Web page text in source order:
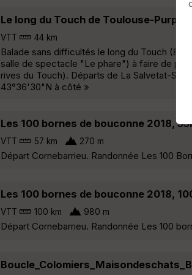
Le long du Touch de Toulouse-
VTT 44 km
Balade sans difficultés le long du Touch
salle de spectacle "Le phare") à faire de
rives du Touch). Départs de La Salvetat-St-
43°36'30"N à côté »
Les 100 bornes de bouconne 2018,
VTT 57 km 270 m
Départ Cornebarrieu. Randonnée Les 100
Les 100 bornes de bouconne 2018,
VTT 100 km 980 m
Départ Cornebarrieu. Randonnée Les 100